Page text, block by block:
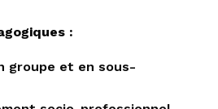
:
groupe et en sous-